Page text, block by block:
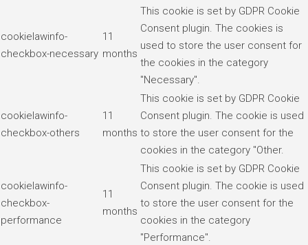
cookielawinfo-
checkbox-necessary
11
months
This cookie is set by GDPR Cookie
Consent plugin. The cookies is
used to store the user consent for
the cookies in the category
"Necessary".
cookielawinfo-
checkbox-others
11
months
This cookie is set by GDPR Cookie
Consent plugin. The cookie is used
to store the user consent for the
cookies in the category "Other.
cookielawinfo-
checkbox-
performance
11
months
This cookie is set by GDPR Cookie
Consent plugin. The cookie is used
to store the user consent for the
cookies in the category
"Performance".